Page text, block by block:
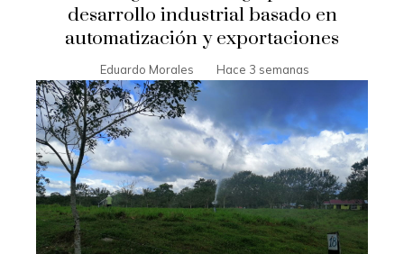
desarrollo industrial basado en
automatización y exportaciones
Eduardo Morales Hace 3 semanas